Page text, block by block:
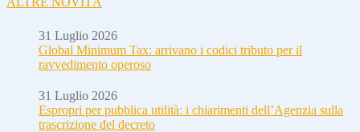
31 Luglio 2026
Global Minimum Tax: arrivano i codici tributo per il
ravvedimento operoso
31 Luglio 2026
Espropri per pubblica utilità: i chiarimenti dell’Agenzia sulla
trascrizione del decreto